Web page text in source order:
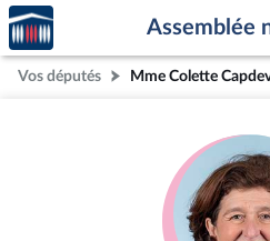
Aller au contenu
Aller en bas de la page
Accèder
à la
page
d'accueil
Assemblée
Vos députés